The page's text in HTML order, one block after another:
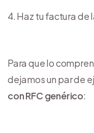
Haz tu factura de
Para que lo
dejamos un par de
con RFC genérico: